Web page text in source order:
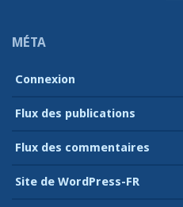
MÉTA
Connexion
Flux des publications
Flux des commentaires
Site de WordPress-FR